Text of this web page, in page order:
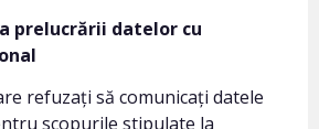
prelucrării datelor cu
refuzați să comunicați datele
scopurile stipulate la